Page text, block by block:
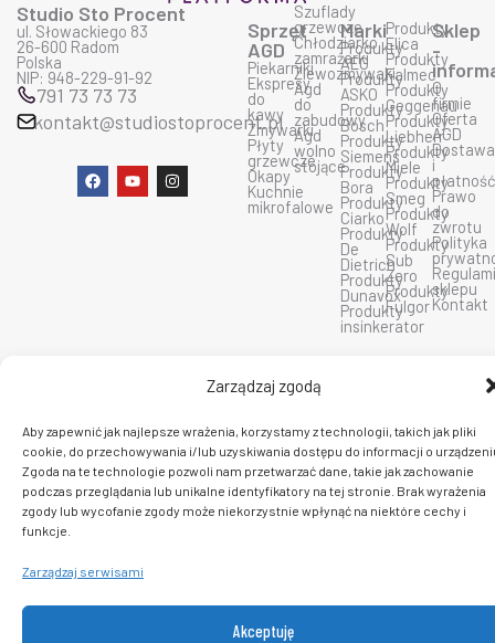
Zarządzaj zgodą
Aby zapewnić jak najlepsze wrażenia, korzystamy z technologii, takich jak pliki
cookie, do przechowywania i/lub uzyskiwania dostępu do informacji o
Zgoda na te technologie pozwoli nam przetwarzać dane, takie jak zachowanie
podczas przeglądania lub unikalne identyfikatory na tej stronie. Brak wyrażenia
zgody lub wycofanie zgody może niekorzystnie wpłynąć na niektóre cechy i
funkcje.
Zarządzaj serwisami
Akceptuję
Studio Sto Procent
ul. Słowackiego 83
26-600 Radom
Polska
NIP: 948-229-91-92
791 73 73 73
kontakt@studiostoprocent.pl
F
a
c
Y
o
u
I
n
s
Sprzęt
AGD
Piekarniki
Ekspresy
do
kawy
Zmywarki
Płyty
grzewcze
Okapy
Kuchnie
mikrofalowe
Szuflady
grzewcze
Chłodziarko
zamrażarki
Zlewozmywaki
Agd
do
zabudowy
Agd
wolno
stojące
Marki
Produkty
AEG
Produkty
ASKO
Produkty
Bosch
Produkty
Siemens
Produkty
Bora
Produkty
Ciarko
Produkty
De
Dietrich
Produkty
Dunavox
Produkty
insinkerator
Produkty
Elica
Produkty
Falmec
Produkty
Geggenau
Produkty
Liebherr
Produkty
Miele
Produkty
Smeg
Produkty
Wolf
Produkty
Sub
Zero
Produkty
Fulgor
Sklep
-
O
firmie
Oferta
AGD
Dostawa
i
Prawo
do
zwrotu
Polityka
sklepu
Kontakt